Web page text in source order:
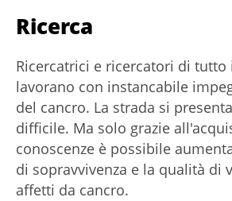
Ricerca
Ricercatrici e ricercatori di
lavorano con instancabile
del cancro. La strada si
difficile. Ma solo grazie
conoscenze è possibile
di sopravvivenza e la qualità di
affetti da cancro.